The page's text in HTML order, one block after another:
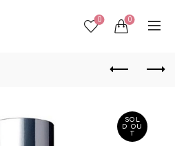
0 0
SOL
D OU
T